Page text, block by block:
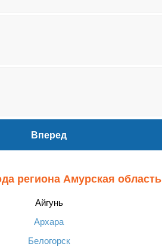
Вперед
региона Амурская область
Айгунь
Архара
Белогорск